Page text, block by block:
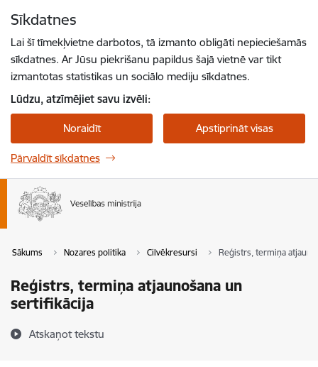
Sīkdatnes
Lai šī tīmekļvietne darbotos, tā izmanto obligāti nepieciešamās
sīkdatnes. Ar Jūsu piekrišanu papildus šajā vietnē var tikt
izmantotas statistikas un sociālo mediju sīkdatnes.
Lūdzu, atzīmējiet savu izvēli:
Noraidīt Apstiprināt visas
Pārvaldīt sīkdatnes
Sākums Nozares politika Cilvēkresursi Reģistrs, termiņa
Reģistrs, termiņa atjaunošana un
sertifikācija
Atskaņot tekstu